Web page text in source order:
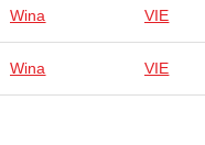
Wina VIE
Wina VIE